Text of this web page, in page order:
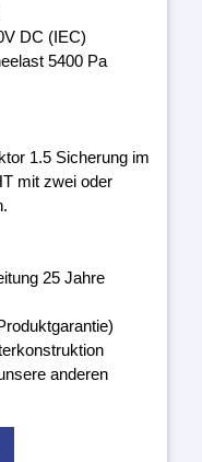
DC (IEC)
5400 Pa
1.5 Sicherung im
mit zwei oder
25 Jahre
anderen